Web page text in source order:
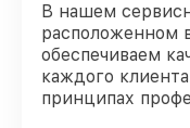
В нашем
расположенном
обеспечиваем
каждого
принципах